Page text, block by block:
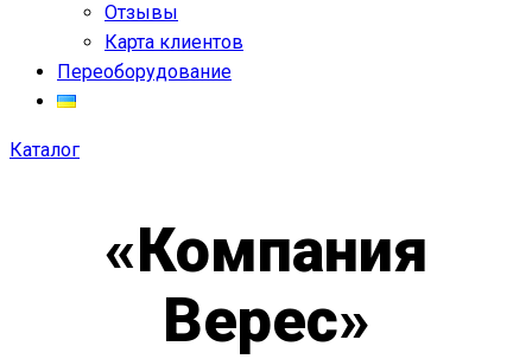
Отзывы
Карта клиентов
Переоборудование
Каталог
«Компания
Верес»